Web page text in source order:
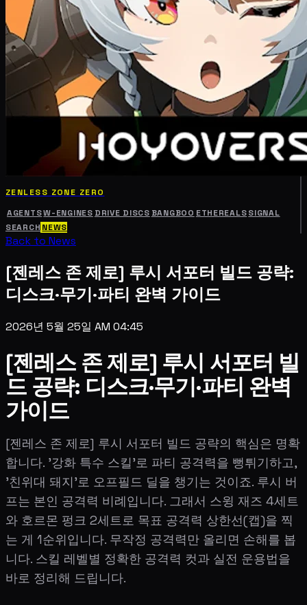
ZENLESS ZONE ZERO
AGENTSW-ENGINES DRIVE DISCS BANGBOO ETHEREALSSIGNAL
SEARCH NEWS
Back to News
[젠레스 존 제로] 루시 서포터 빌드 공략:
디스크·무기·파티 완벽 가이드
2026년 5월 25일 AM 04:45
[젠레스 존 제로] 루시 서포터 빌
드 공략: 디스크·무기·파티 완벽
가이드
[젠레스 존 제로] 루시 서포터 빌드 공략의 핵심은 명확
합니다. '강화 특수 스킬'로 파티 공격력을 뻥튀기하고,
'친위대 돼지'로 오프필드 딜을 챙기는 것이죠. 루시 버
프는 본인 공격력 비례입니다. 그래서 스윙 재즈 4세트
와 호르몬 펑크 2세트로 목표 공격력 상한선(캡)을 찍
는 게 1순위입니다. 무작정 공격력만 올리면 손해를 봅
니다. 스킬 레벨별 정확한 공격력 컷과 실전 운용법을
바로 정리해 드립니다.